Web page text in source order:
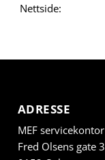
Nettside:
ADRESSE
MEF servicekontor
Fred Olsens gate 3